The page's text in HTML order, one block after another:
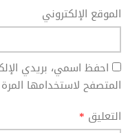
الموقع الإلكتروني
احفظ اسمي، بريدي
المتصفح لاستخدامها
التعليق *